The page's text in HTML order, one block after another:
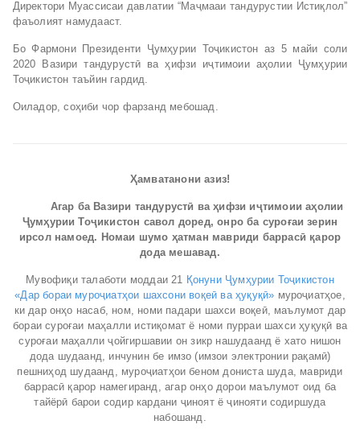
Директори Муассисаи давлатии “Маҷмааи тандурустии Истиқлол”
фаъолият намудааст.
Бо Фармони Президенти Ҷумҳурии Тоҷикистон аз 5 майи соли
2020 Вазири тандурустӣ ва ҳифзи иҷтимоии аҳолии Ҷумҳурии
Тоҷикистон таъйин гардид.
Оиладор, соҳиби чор фарзанд мебошад.
Ҳамватанони азиз!
Агар ба Вазири тандурустӣ ва ҳифзи иҷтимоии аҳолии
Ҷумҳурии Тоҷикистон савол доред, онро ба суроғаи зерин
ирсол намоед. Номаи шумо ҳатман мавриди баррасӣ қарор
дода мешавад.
Мувофиқи талаботи моддаи 21
Қонуни Ҷумҳурии Тоҷикистон
«Дар бораи муроҷиатҳои шахсони воқеӣ ва ҳуқуқӣ» муроҷиатҳое,
ки дар онҳо насаб, ном, номи падари шахси воқеӣ, маълумот дар
бораи суроғаи маҳалли истиқомат ё номи пурраи шахси ҳуқуқӣ ва
суроғаи маҳалли ҷойгиршавии он зикр нашудаанд ё хато нишон
дода шудаанд, инчунин бе имзо (имзои электронии рақамӣ)
пешниҳод шудаанд, муроҷиатҳои беном дониста шуда, мавриди
баррасӣ қарор намегиранд, агар онҳо дорои маълумот оид ба
тайёрӣ барои содир кардани ҷиноят ё ҷинояти содиршуда
набошанд.